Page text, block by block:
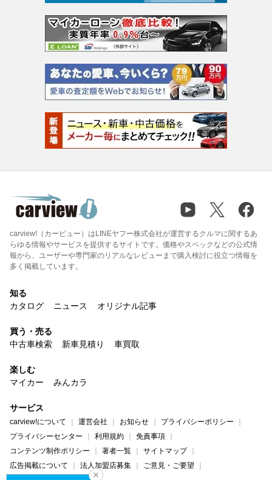
carview!（カービュー）はLINEヤフー株式会社が運営するクルマに関するあ
らゆる情報やサービスを提供するサイトです。価格やスペックなどの公式情
報から、ユーザーや専門家のリアルなレビューまで購入検討に役立つ情報を
多く掲載しています。
知る
カタログ
ニュース オリジナル記事
買う・売る
中古車検索
新車見積り 車買取
楽しむ
マイカー
みんカラ
サービス
carview!について 運営会社 お知らせ
プライバシーポリシー
プライバシーセンター
利用規約
免責事項
コンテンツ制作ポリシー
著者一覧
サイトマップ
広告掲載について
法人加盟店募集
ご意見・ご要望